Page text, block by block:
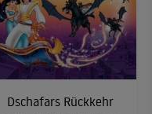
Dschafars Rückkehr